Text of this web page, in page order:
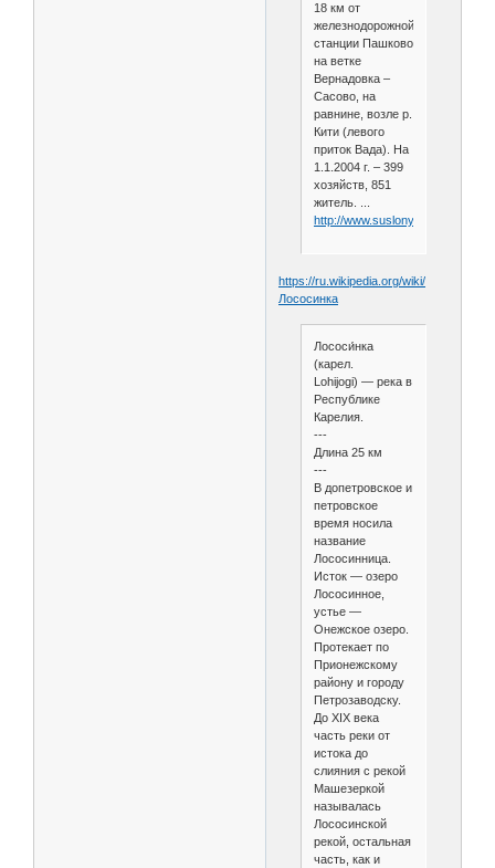
18 км от
железнодорожной
станции Пашково
на ветке
Вернадовка –
Сасово, на
равнине, возле р.
Кити (левого
приток Вада). На
1.1.2004 г. – 399
хозяйств, 851
житель. ...
http://www.suslony.ru/
https://ru.wikipedia.org/wiki/
Лососинка
Лососи́нка
(карел.
Lohijogi) — река в
Республике
Карелия.
---
Длина 25 км
---
В допетровское и
петровское
время носила
название
Лососинница.
Исток — озеро
Лососинное,
устье —
Онежское озеро.
Протекает по
Прионежскому
району и городу
Петрозаводску.
До XIX века
часть реки от
истока до
слияния с рекой
Машезеркой
называлась
Лососинской
рекой, остальная
часть, как и